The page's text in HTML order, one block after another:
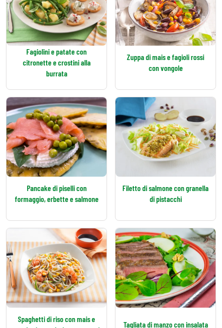
Fagiolini e patate con
citronette e crostini alla
burrata
Zuppa di mais e fagioli rossi
con vongole
Pancake di piselli con
formaggio, erbette e salmone
Filetto di salmone con granella
di pistacchi
Spaghetti di riso con mais e
Tagliata di manzo con insalata